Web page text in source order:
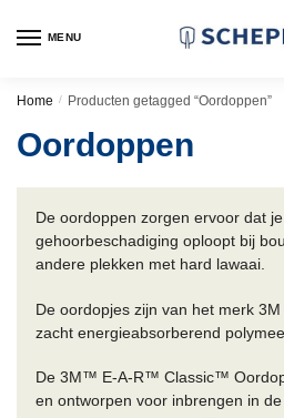
MENU
Home / Producten getagged “Oordoppen”
Oordoppen
De oordoppen zorgen ervoor dat
gehoorbeschadiging oploopt bij
andere plekken met hard lawaai.
De oordopjes zijn van het merk
zacht energieabsorberend
De 3M™ E-A-R™ Classic™
en ontworpen voor inbrengen in